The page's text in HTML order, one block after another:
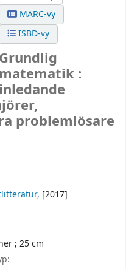
MARC-vy
ISBD-vy
Grundlig
matematik :
inledande
problemlösare
[2017]
; 25 cm